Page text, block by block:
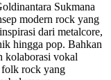
Sukmana
modern rock yang
dari metalcore,
hingga pop. Bahkan
kolaborasi vokal
folk rock yang